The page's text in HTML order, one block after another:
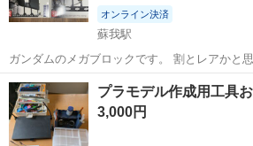
オンライン決済
蘇我駅
ガンダムのメガブロックです。 割とレアかと
度組み立てました。 よろしくお願い致します。
千葉 千葉市 模型、プラモデ
プラモデル作成用工具
3,000円